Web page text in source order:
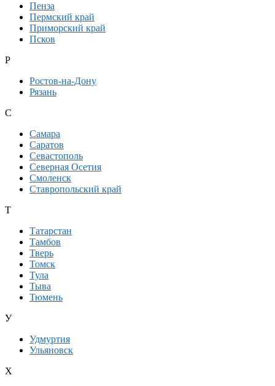
Пенза
Пермский край
Приморский край
Псков
Р
Ростов-на-Дону
Рязань
С
Самара
Саратов
Севастополь
Северная Осетия
Смоленск
Ставропольский край
Т
Татарстан
Тамбов
Тверь
Томск
Тула
Тыва
Тюмень
У
Удмуртия
Ульяновск
Х